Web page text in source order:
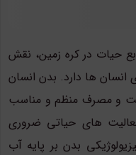
حیات در کره زمین، نقش
انسان ها دارد. بدن انسان
است و مصرف منظم و مناسب
های حیاتی ضروری
بدن بر پایه آب